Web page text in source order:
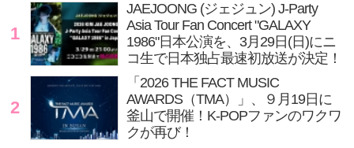
1
JAEJOONG (ジェジュン) J-Party
Asia Tour Fan Concert "GALAXY
1986"日本公演を、3月29日(日)にニ
コ生で日本独占最速初放送が決定！
2
「2026 THE FACT MUSIC
AWARDS（TMA）」、９月19日に
釜山で開催！K-POPファンのワクワ
クが再び！